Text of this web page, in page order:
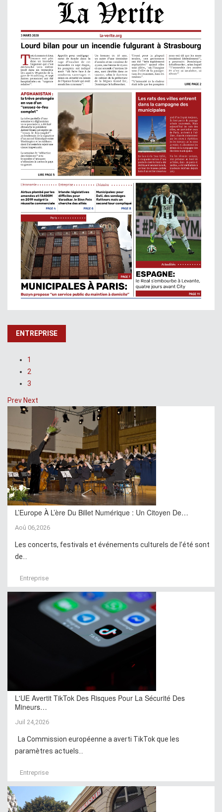
ENTREPRISE
1
2
3
Prev Next
L’Europe À L’ère Du Billet Numérique : Un Citoyen De…
Aoû 06,2026
Les concerts, festivals et événements culturels de l’été sont
de...
Entreprise
L'UE Avertit TikTok Des Risques Pour La Sécurité Des
Mineurs…
Juil 24,2026
La Commission européenne a averti TikTok que les
paramètres actuels...
Entreprise